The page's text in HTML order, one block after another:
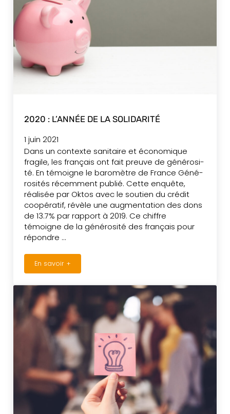
2020 : L’ANNÉE DE LA SOLIDARITÉ
1 juin 2021
Dans un contexte sani­taire et éco­no­mique
fragile, les fran­çais ont fait preuve de géné­ro­si­
té. En témoigne le baro­mètre de France Géné­
ro­si­tés récem­ment publié. Cette enquête,
réa­li­sée par Oktos avec le soutien du crédit
coopé­ra­tif, révèle une aug­men­ta­tion des dons
de 13.7% par rapport à 2019. Ce chiffre
témoigne de la géné­ro­si­té des fran­çais pour
répondre …
En savoir +2020 : l’année de la solidarité